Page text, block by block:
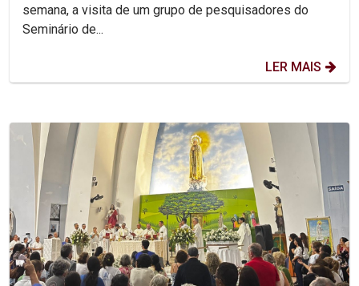
semana, a visita de um grupo de pesquisadores do
Seminário de...
LER MAIS